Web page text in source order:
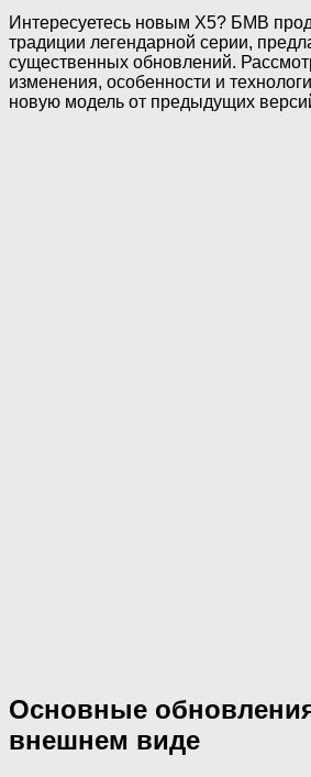
Интересуетесь новым Х5? БМВ
традиции легендарной серии,
существенных обновлений.
изменения, особенности и
новую модель от предыдущих
Основные
внешнем виде